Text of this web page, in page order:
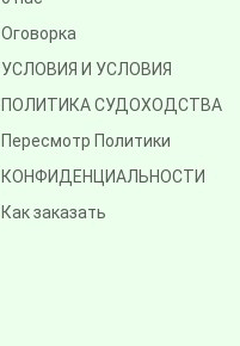
Оговорка
УСЛОВИЯ И УСЛОВИЯ
ПОЛИТИКА СУДОХОДСТВА
Пересмотр Политики
КОНФИДЕНЦИАЛЬНОСТИ
Как заказать